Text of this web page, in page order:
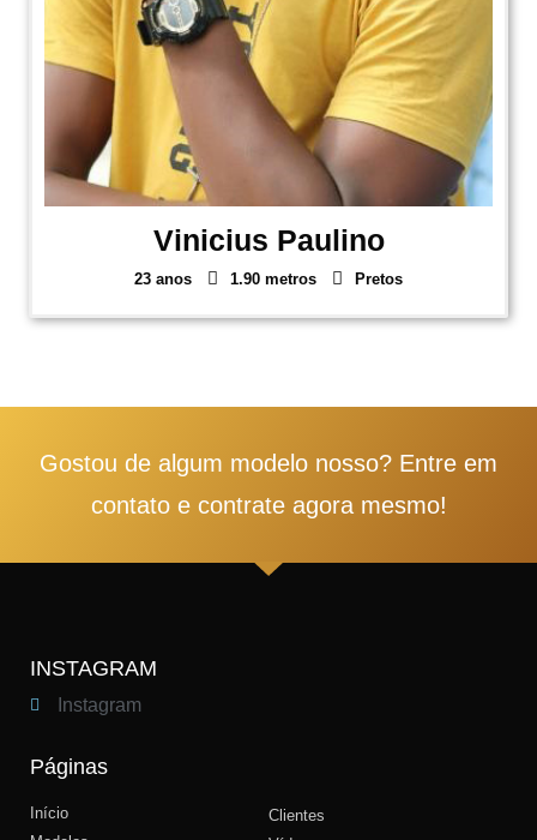
Vinicius Paulino
23 anos 1.90 metros Pretos
Gostou de algum modelo nosso? Entre em
contato e contrate agora mesmo!
INSTAGRAM
Instagram
Páginas
Início
Clientes